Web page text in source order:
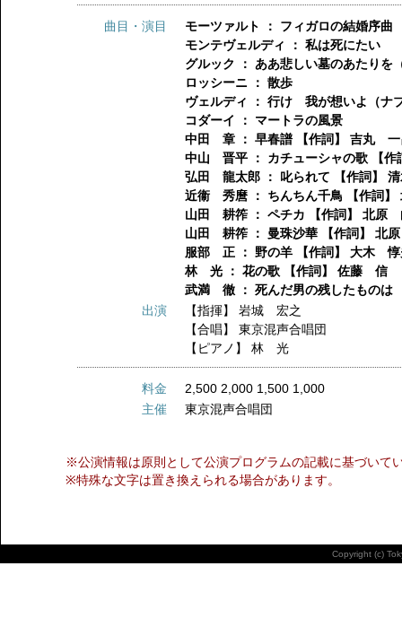
曲目・演目
モーツァルト ： フィガロの結婚序曲
モンテヴェルディ ： 私は死にたい
グルック ： ああ悲しい墓のあたりを
ロッシーニ ： 散歩
ヴェルディ ： 行け 我が想いよ（ナ
コダーイ ： マートラの風景
中田 章 ： 早春譜 【作詞】 吉丸 一
中山 晋平 ： カチューシャの歌 【
弘田 龍太郎 ： 叱られて 【作詞】
近衞 秀麿 ： ちんちん千鳥 【作詞
山田 耕筰 ： ペチカ 【作詞】 北原
山田 耕筰 ： 曼珠沙華 【作詞】 北
服部 正 ： 野の羊 【作詞】 大木 惇
林 光 ： 花の歌 【作詞】 佐藤 信
武満 徹 ： 死んだ男の残したものは
出演
【指揮】岩城 宏之
【合唱】東京混声合唱団
【ピアノ】林 光
料金
2,500 2,000 1,500 1,000
主催
東京混声合唱団
※公演情報は原則として公演プログラムの記載に基づいて
※特殊な文字は置き換えられる場合があります。
Copyright (c)